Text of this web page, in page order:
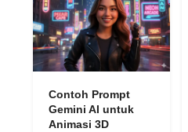
Contoh Prompt
Gemini AI untuk
Animasi 3D